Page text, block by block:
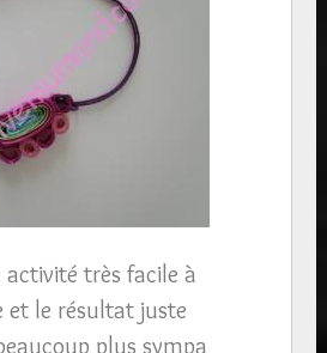
activité très facile à
et le résultat juste
plus sympa